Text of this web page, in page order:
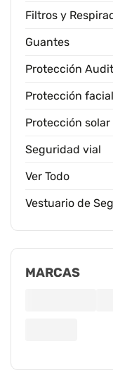
Filtros y
Guantes
Protección
Protección facial
Protección solar
Seguridad vial
Ver Todo
Vestuario de
MARCAS